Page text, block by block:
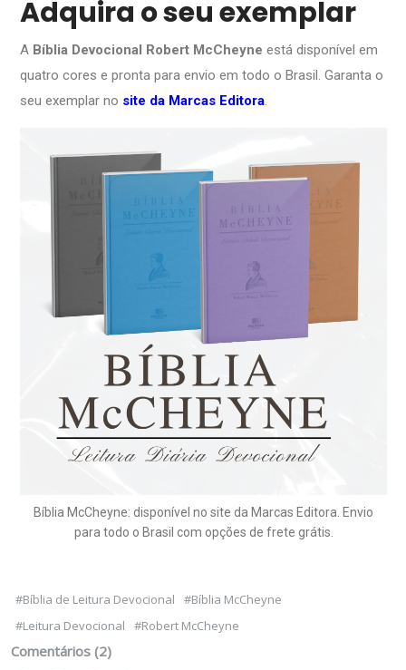
Adquira o seu exemplar
A Bíblia Devocional Robert McCheyne está disponível em
quatro cores e pronta para envio em todo o Brasil. Garanta o
seu exemplar no site da Marcas Editora.
Bíblia McCheyne: disponível no site da Marcas Editora. Envio
para todo o Brasil com opções de frete grátis.
#Bíblia de Leitura Devocional
#Bíblia McCheyne
#Leitura Devocional
#Robert McCheyne
Comentários (2)